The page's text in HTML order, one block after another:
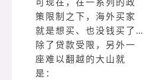
策限制之下，海外买家
就是想买、也没钱买了…
除了贷款受限，另外一
座难以翻越的大山就
是：